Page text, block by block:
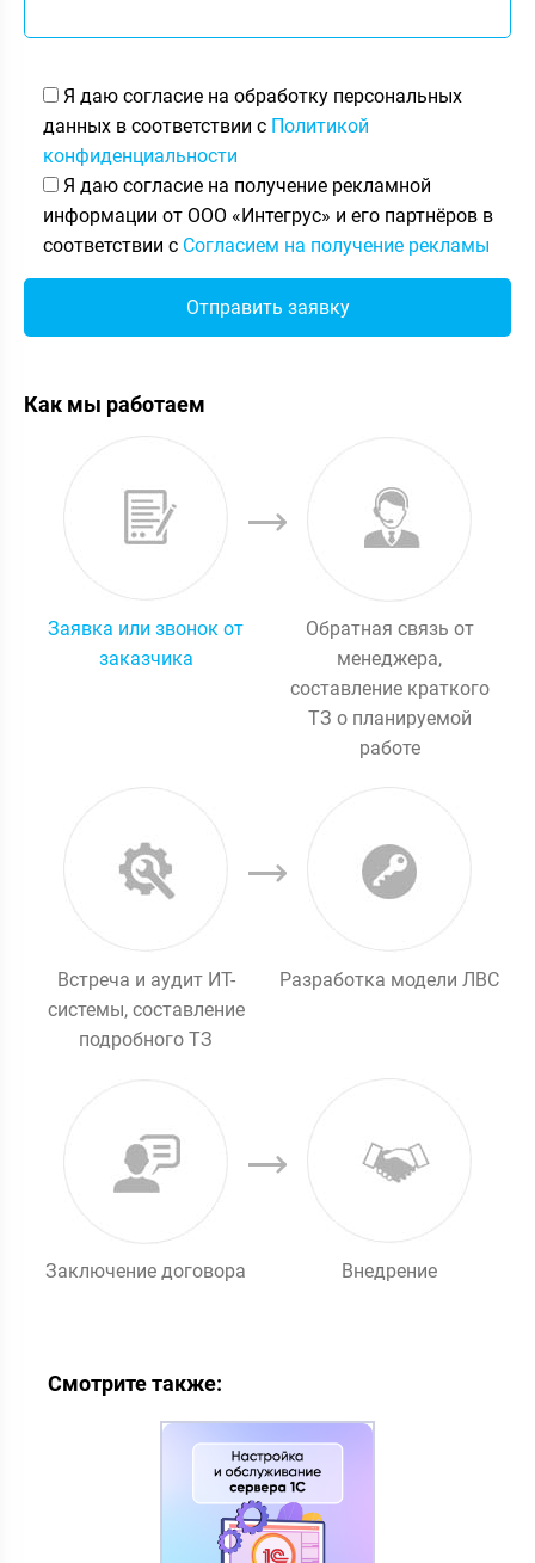
Я даю согласие на обработку персональных
данных в соответствии с Политикой
конфиденциальности
Я даю согласие на получение рекламной
информации от ООО «Интегрус» и его партнёров в
соответствии с Согласием на получение рекламы
Как мы работаем
Заявка или звонок от
заказчика
Обратная связь от
менеджера,
составление краткого
ТЗ о планируемой
работе
Встреча и аудит ИТ-
системы, составление
подробного ТЗ
Разработка модели ЛВС
Заключение договора Внедрение
Смотрите также: